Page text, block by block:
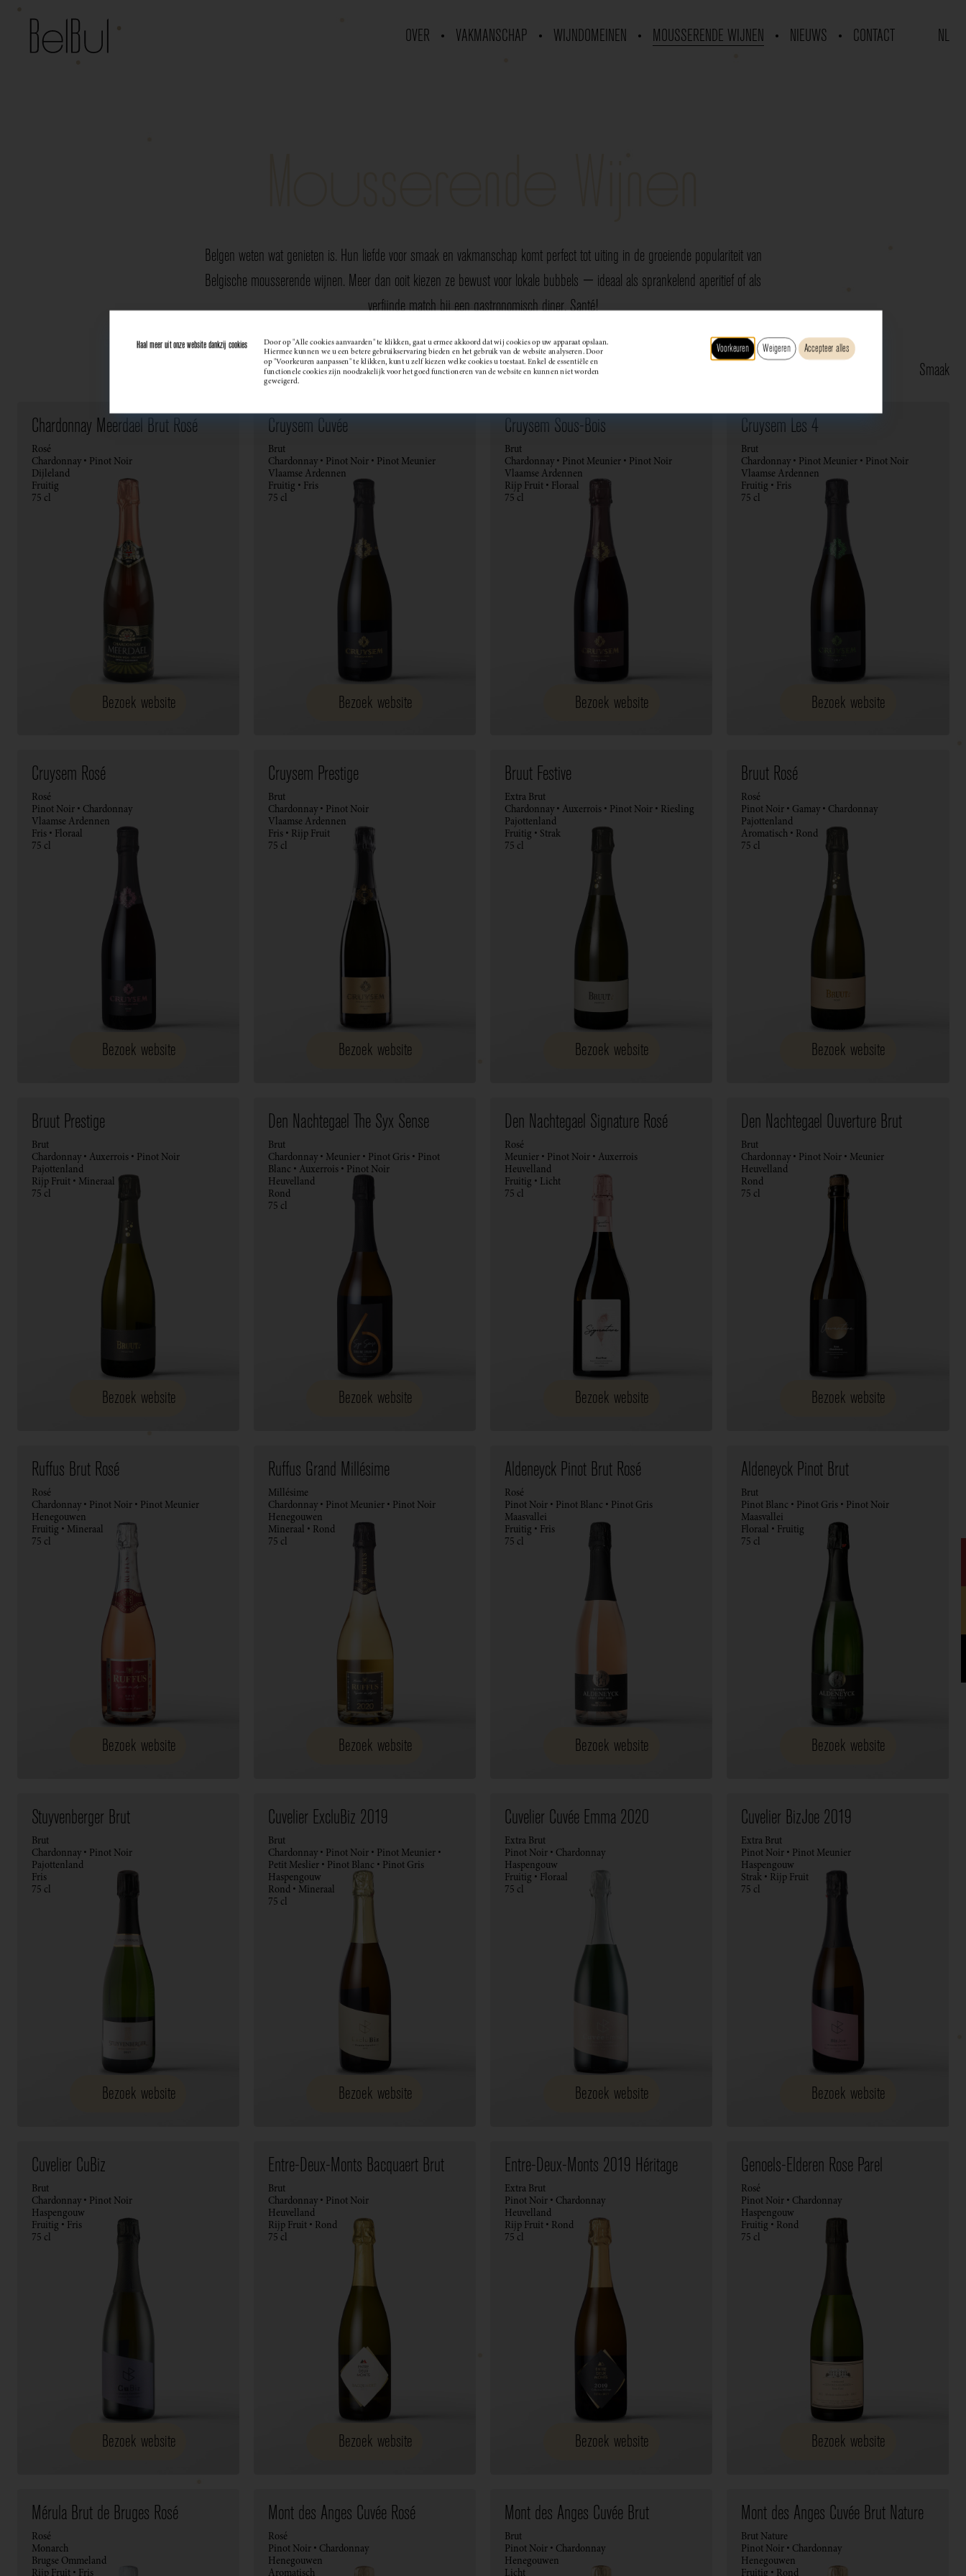
OVER VAKMANSCHAP WIJNDOMEINEN MOUSSERENDE WIJNEN NIEUWS CONTACT NL
Belgen weten wat genieten is. Hun liefde voor smaak en vakmanschap komt perfect tot uiting in de groeiende populariteit van
Belgische mousserende wijnen. Meer dan ooit kiezen ze bewust voor lokale bubbels — ideaal als sprankelend aperitief of als
verfijnde match bij een gastronomisch diner. Santé!
Wijndomein Smaak
Chardonnay Meerdael Brut Rosé
Rosé
Chardonnay • Pinot Noir
Dijleland
Fruitig
75 cl
Bezoek website
Cruysem Cuvée
Brut
Chardonnay • Pinot Noir • Pinot Meunier
Vlaamse Ardennen
Fruitig • Fris
75 cl
Bezoek website
Cruysem Sous-Bois
Brut
Chardonnay • Pinot Meunier • Pinot Noir
Vlaamse Ardennen
Rijp Fruit • Floraal
75 cl
Bezoek website
Cruysem Les 4
Brut
Chardonnay • Pinot Meunier • Pinot Noir
Vlaamse Ardennen
Fruitig • Fris
75 cl
Bezoek website
Cruysem Rosé
Rosé
Pinot Noir • Chardonnay
Vlaamse Ardennen
Fris • Floraal
75 cl
Bezoek website
Cruysem Prestige
Brut
Chardonnay • Pinot Noir
Vlaamse Ardennen
Fris • Rijp Fruit
75 cl
Bezoek website
Bruut Festive
Extra Brut
Chardonnay • Auxerrois • Pinot Noir • Riesling
Pajottenland
Fruitig • Strak
75 cl
Bezoek website
Bruut Rosé
Rosé
Pinot Noir • Gamay • Chardonnay
Pajottenland
Aromatisch • Rond
75 cl
Bezoek website
Bruut Prestige
Brut
Chardonnay • Auxerrois • Pinot Noir
Pajottenland
Rijp Fruit • Mineraal
75 cl
Bezoek website
Den Nachtegael The Syx Sense
Brut
Chardonnay • Meunier • Pinot Gris • Pinot
Blanc • Auxerrois • Pinot Noir
Heuvelland
Rond
75 cl
Bezoek website
Den Nachtegael Signature Rosé
Rosé
Meunier • Pinot Noir • Auxerrois
Heuvelland
Fruitig • Licht
75 cl
Bezoek website
Den Nachtegael Ouverture Brut
Brut
Chardonnay • Pinot Noir • Meunier
Heuvelland
Rond
75 cl
Bezoek website
Ruffus Brut Rosé
Rosé
Chardonnay • Pinot Noir • Pinot Meunier
Henegouwen
Fruitig • Mineraal
75 cl
Bezoek website
Ruffus Grand Millésime
Millésime
Chardonnay • Pinot Meunier • Pinot Noir
Henegouwen
Mineraal • Rond
75 cl
Bezoek website
Aldeneyck Pinot Brut Rosé
Rosé
Pinot Noir • Pinot Blanc • Pinot Gris
Maasvallei
Fruitig • Fris
75 cl
Bezoek website
Aldeneyck Pinot Brut
Brut
Pinot Blanc • Pinot Gris • Pinot Noir
Maasvallei
Floraal • Fruitig
75 cl
Bezoek website
Stuyvenberger Brut
Brut
Chardonnay • Pinot Noir
Pajottenland
Fris
75 cl
Bezoek website
Cuvelier ExcluBiz 2019
Brut
Chardonnay • Pinot Noir • Pinot Meunier •
Petit Meslier • Pinot Blanc • Pinot Gris
Haspengouw
Rond • Mineraal
75 cl
Bezoek website
Cuvelier Cuvée Emma 2020
Extra Brut
Pinot Noir • Chardonnay
Haspengouw
Fruitig • Floraal
75 cl
Bezoek website
Cuvelier BizJoe 2019
Extra Brut
Pinot Noir • Pinot Meunier
Haspengouw
Strak • Rijp Fruit
75 cl
Bezoek website
Cuvelier CuBiz
Brut
Chardonnay • Pinot Noir
Haspengouw
Fruitig • Fris
75 cl
Bezoek website
Entre-Deux-Monts Bacquaert Brut
Brut
Chardonnay • Pinot Noir
Heuvelland
Rijp Fruit • Rond
75 cl
Bezoek website
Entre-Deux-Monts 2019 Héritage
Extra Brut
Pinot Noir • Chardonnay
Heuvelland
Rijp Fruit • Rond
75 cl
Bezoek website
Genoels-Elderen Rose Parel
Rosé
Pinot Noir • Chardonnay
Haspengouw
Fruitig • Rond
75 cl
Bezoek website
Mérula Brut de Bruges Rosé
Rosé
Monarch
Brugse Ommeland
Rijp Fruit • Fris
Mont des Anges Cuvée Rosé
Rosé
Pinot Noir • Chardonnay
Henegouwen
Aromatisch
Mont des Anges Cuvée Brut
Brut
Pinot Noir • Chardonnay
Henegouwen
Licht
Mont des Anges Cuvée Brut Nature
Brut Nature
Pinot Noir • Chardonnay
Henegouwen
Fruitig • Rond
Haal meer uit onze website dankzij cookies Door op "Alle cookies aanvaarden" te klikken, gaat u ermee akkoord dat wij cookies op uw apparaat opslaan.
Hiermee kunnen we u een betere gebruikservaring bieden en het gebruik van de website analyseren. Door
op "Voorkeuren aanpassen" te klikken, kunt u zelf kiezen welke cookies u toestaat. Enkel de essentiële en
functionele cookies zijn noodzakelijk voor het goed functioneren van de website en kunnen niet worden
geweigerd.
Voorkeuren Weigeren Accepteer alles